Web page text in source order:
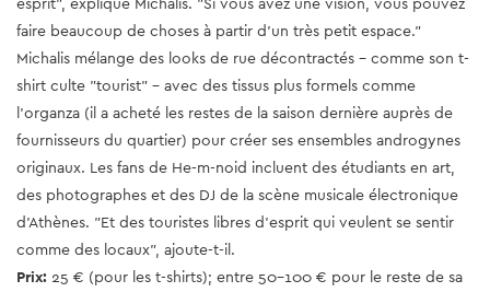
faire beaucoup de choses à partir d'un très petit espace."
Michalis mélange des looks de rue décontractés - comme son t-
shirt culte "tourist" - avec des tissus plus formels comme
l'organza (il a acheté les restes de la saison dernière auprès de
fournisseurs du quartier) pour créer ses ensembles androgynes
originaux. Les fans de He-m-noid incluent des étudiants en art,
des photographes et des DJ de la scène musicale électronique
d'Athènes. "Et des touristes libres d'esprit qui veulent se sentir
comme des locaux", ajoute-t-il.
Prix: 25 € (pour les t-shirts); entre 50-100 € pour le reste de sa